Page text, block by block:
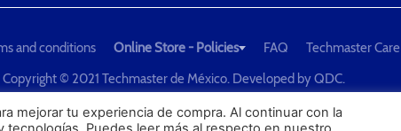
and conditions Online Store - Policies FAQ Techmaster Care
Copyright © 2021 Techmaster de México. Developed byQDC.
mejorar tu experiencia de compra. Al continuar con la